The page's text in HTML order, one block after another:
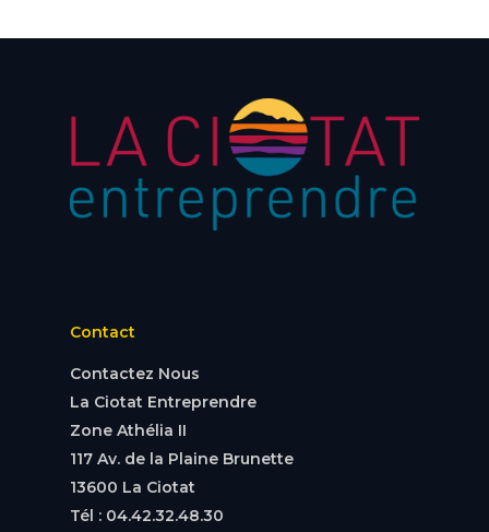
Contact
Contactez Nous
La Ciotat Entreprendre
Zone Athélia II
117 Av. de la Plaine Brunette
13600 La Ciotat
Tél : 04.42.32.48.30